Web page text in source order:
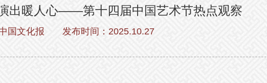
出暖人心​——第十四届中国艺术节热点观察
国文化报 发布时间：2025.10.27